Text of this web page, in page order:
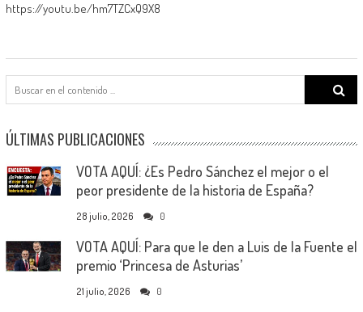
https://youtu.be/hm7TZCxQ9X8
Search
for:
ÚLTIMAS PUBLICACIONES
VOTA AQUÍ: ¿Es Pedro Sánchez el mejor o el
peor presidente de la historia de España?
28 julio, 2026 0
VOTA AQUÍ: Para que le den a Luis de la Fuente el
premio ‘Princesa de Asturias’
21 julio, 2026 0